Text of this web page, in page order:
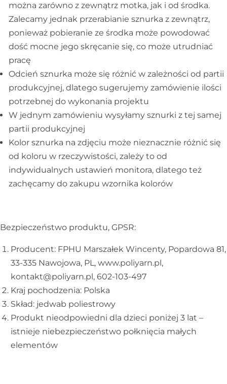
można zarówno z zewnątrz motka, jak i od środka.
Zalecamy jednak przerabianie sznurka z zewnątrz,
ponieważ pobieranie ze środka może powodować
dość mocne jego skręcanie się, co może utrudniać
pracę
Odcień sznurka może się różnić w zależności od partii
produkcyjnej, dlatego sugerujemy zamówienie ilości
potrzebnej do wykonania projektu
W jednym zamówieniu wysyłamy sznurki z tej samej
partii produkcyjnej
Kolor sznurka na zdjęciu może nieznacznie różnić się
od koloru w rzeczywistości, zależy to od
indywidualnych ustawień monitora, dlatego też
zachęcamy do zakupu wzornika kolorów
Bezpieczeństwo produktu, GPSR:
Producent: FPHU Marszałek Wincenty, Popardowa 81,
33-335 Nawojowa, PL, www.poliyarn.pl,
kontakt@poliyarn.pl, 602-103-497
Kraj pochodzenia: Polska
Skład: jedwab poliestrowy
Produkt nieodpowiedni dla dzieci poniżej 3 lat –
istnieje niebezpieczeństwo połknięcia małych
elementów